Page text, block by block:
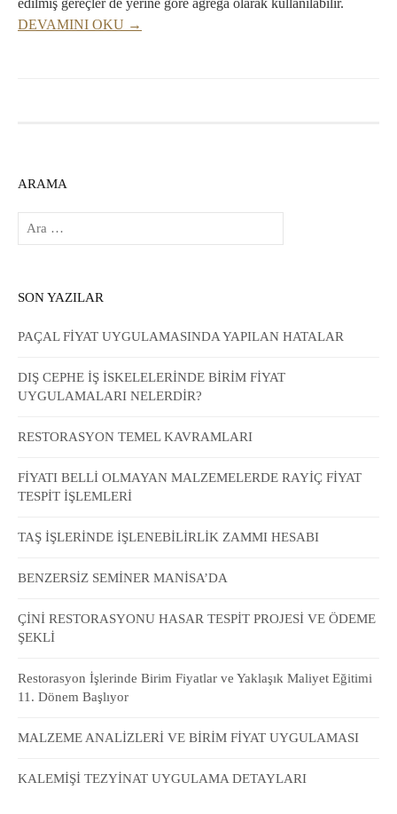
edilmiş gereçler de yerine göre agrega olarak kullanılabilir.
DEVAMINI OKU →
ARAMA
Arama:
SON YAZILAR
PAÇAL FİYAT UYGULAMASINDA YAPILAN HATALAR
DIŞ CEPHE İŞ İSKELELERİNDE BİRİM FİYAT
UYGULAMALARI NELERDİR?
RESTORASYON TEMEL KAVRAMLARI
FİYATI BELLİ OLMAYAN MALZEMELERDE RAYİÇ FİYAT
TESPİT İŞLEMLERİ
TAŞ İŞLERİNDE İŞLENEBİLİRLİK ZAMMI HESABI
BENZERSİZ SEMİNER MANİSA’DA
ÇİNİ RESTORASYONU HASAR TESPİT PROJESİ VE ÖDEME
ŞEKLİ
Restorasyon İşlerinde Birim Fiyatlar ve Yaklaşık Maliyet Eğitimi
11. Dönem Başlıyor
MALZEME ANALİZLERİ VE BİRİM FİYAT UYGULAMASI
KALEMİŞİ TEZYİNAT UYGULAMA DETAYLARI